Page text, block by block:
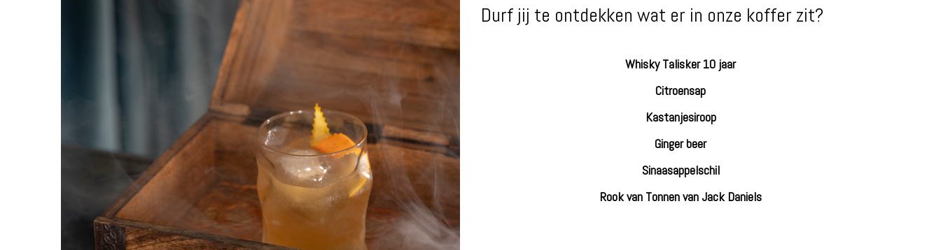
Durf jij te ontdekken wat er in onze koffer zit?
Whisky Talisker 10 jaar
Citroensap
Kastanjesiroop
Ginger beer
Sinaasappelschil
Rook van Tonnen van Jack Daniels